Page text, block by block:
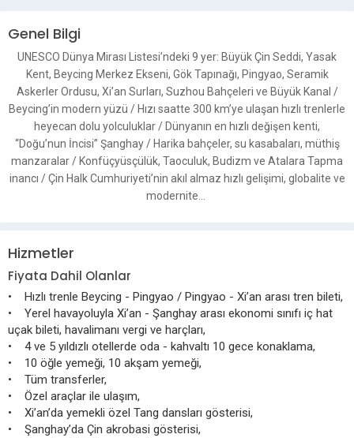
Genel Bilgi
UNESCO Dünya Mirası Listesi’ndeki 9 yer: Büyük Çin Seddi, Yasak
Kent, Beycing Merkez Ekseni, Gök Tapınağı, Pingyao, Seramik
Askerler Ordusu, Xi’an Surları, Suzhou Bahçeleri ve Büyük Kanal /
Beycing’in modern yüzü / Hızı saatte 300 km’ye ulaşan hızlı trenlerle
heyecan dolu yolculuklar / Dünyanın en hızlı değişen kenti,
“Doğu’nun İncisi” Şanghay / Harika bahçeler, su kasabaları, müthiş
manzaralar / Konfüçyüsçülük, Taoculuk, Budizm ve Atalara Tapma
inancı / Çin Halk Cumhuriyeti’nin akıl almaz hızlı gelişimi, globalite ve
modernite…
Hizmetler
Fiyata Dahil Olanlar
• Hızlı trenle Beycing - Pingyao / Pingyao - Xi’an arası tren bileti,
• Yerel havayoluyla Xi’an - Şanghay arası ekonomi sınıfı iç hat
uçak bileti, havalimanı vergi ve harçları,
• 4 ve 5 yıldızlı otellerde oda - kahvaltı 10 gece konaklama,
• 10 öğle yemeği, 10 akşam yemeği,
• Tüm transferler,
• Özel araçlar ile ulaşım,
• Xi’an’da yemekli özel Tang dansları gösterisi,
• Şanghay’da Çin akrobasi gösterisi,